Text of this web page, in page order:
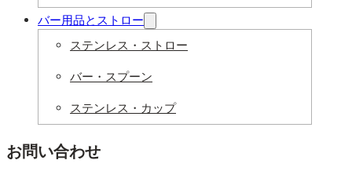
バー用品とストロー
ステンレス・ストロー
バー・スプーン
ステンレス・カップ
お問い合わせ